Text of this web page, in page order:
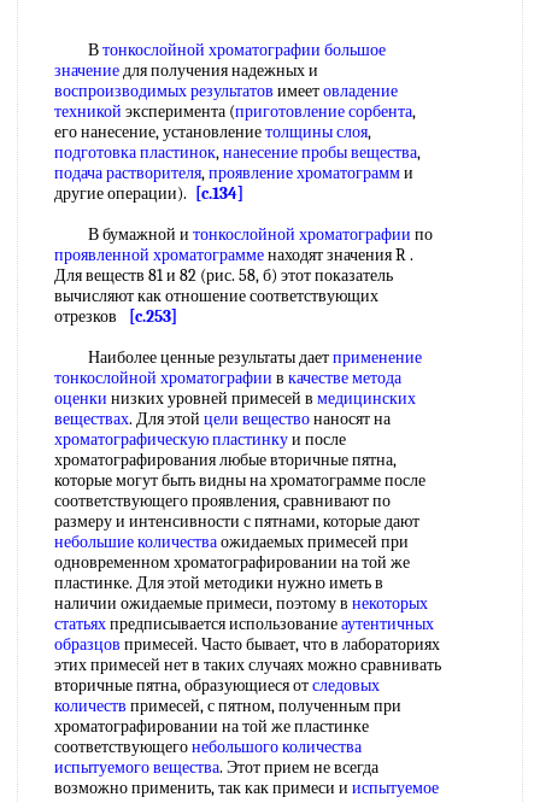
Втонкослойной хроматографии большое
значениедля получения надежных и
воспроизводимых результатов имеетовладение
техникой эксперимента (приготовление сорбента,
его нанесение, установлениетолщины слоя,
подготовка пластинок,нанесение пробы вещества,
подача растворителя,проявление хроматограмми
другие операции).
[c.134]
В бумажной и тонкослойной хроматографии по
проявленной хроматограмменаходят значения R .
Для веществ 81 и 82 (рис. 58, б) этот показатель
вычисляют как отношение соответствующих
отрезков
[c.253]
Наиболее ценные результаты даетприменение
тонкослойной хроматографии в качестве метода
оценки низких уровней примесей в медицинских
веществах. Для этой цели веществонаносят на
хроматографическую пластинкуи после
хроматографирования любые вторичные пятна,
которые могут быть видны на хроматограмме после
соответствующего проявления, сравнивают по
размеру и интенсивности с пятнами, которые дают
небольшие количестваожидаемых примесей при
одновременном хроматографировании на той же
пластинке. Для этой методики нужно иметь в
наличии ожидаемые примеси, поэтому в некоторых
статьяхпредписывается использованиеаутентичных
образцов примесей. Часто бывает, что в лабораториях
этих примесей нет в таких случаях можно сравнивать
вторичные пятна, образующиеся отследовых
количеств примесей, с пятном, полученным при
хроматографировании на той же пластинке
соответствующегонебольшого количества
испытуемого вещества. Этот прием не всегда
возможно применить, так как примеси и испытуемое